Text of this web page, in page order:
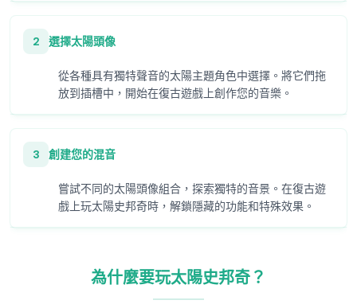
2 選擇太陽頭像
從各種具有獨特聲音的太陽主題角色中選擇。將它們拖
放到插槽中，開始在復古遊戲上創作您的音樂。
3 創建您的混音
嘗試不同的太陽頭像組合，探索獨特的音景。在復古遊
戲上玩太陽史邦奇時，解鎖隱藏的功能和特殊效果。
為什麼要玩太陽史邦奇？